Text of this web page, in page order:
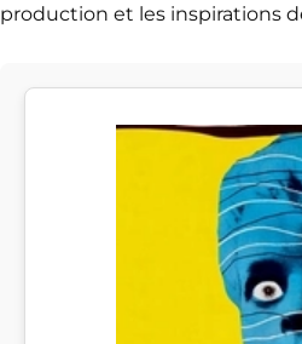
production et les inspirations